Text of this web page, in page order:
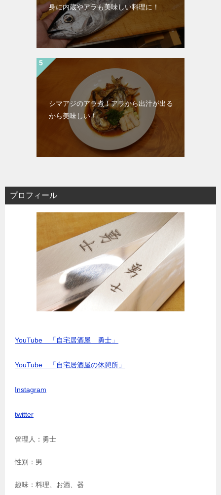
身に内蔵やアラも美味しい料理に！
シマアジのアラ煮！アラから出汁が出る
から美味しい！
プロフィール
YouTube 「自宅居酒屋 勇士」
YouTube 「自宅居酒屋の休憩所」
Instagram
twitter
管理人：勇士
性別：男
趣味：料理、お酒、器